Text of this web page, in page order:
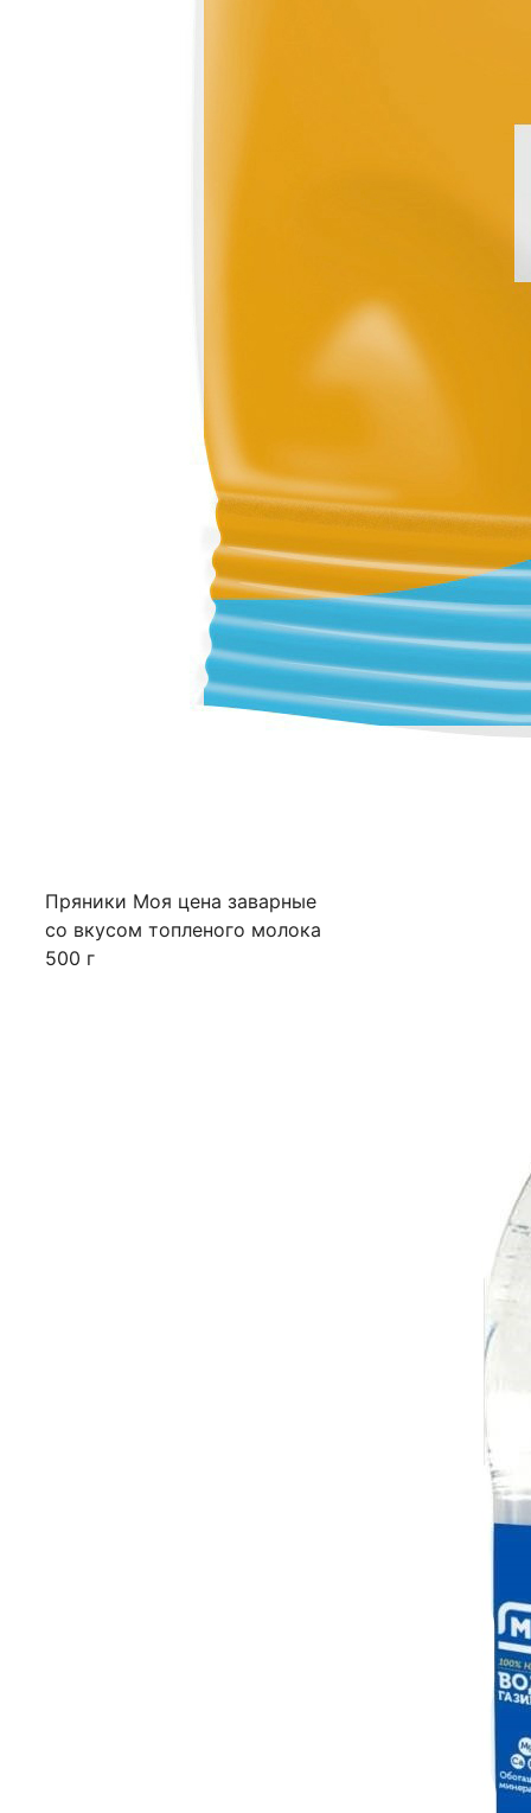
Пряники Моя цена заварные
со вкусом топленого молока
500 г